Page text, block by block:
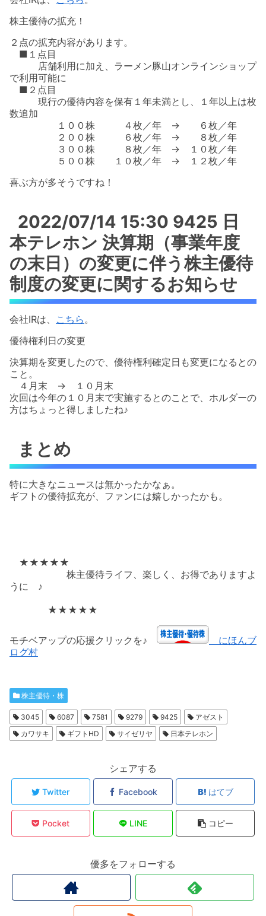
株主優待の拡充！
２点の拡充内容があります。
■１点目
店舗利用に加え、ラーメン豚山オンラインショップ
で利用可能に
■２点目
現行の優待内容を保有１年未満とし、１年以上は枚
数追加
１００株 ４枚／年 → ６枚／年
２００株 ６枚／年 → ８枚／年
３００株 ８枚／年 → １０枚／年
５００株 １０枚／年 → １２枚／年
喜ぶ方が多そうですね！
2022/07/14 15:30 9425 日
本テレホン 決算期（事業年度
の末日）の変更に伴う株主優待
制度の変更に関するお知らせ
会社IRは、 こちら。
優待権利日の変更
決算期を変更したので、優待権利確定日も変更になるとの
こと。
４月末 → １０月末
次回は今年の１０月末で実施するとのことで、ホルダーの
方はちょっと得しましたね♪
まとめ
特に大きなニュースは無かったかなぁ。
ギフトの優待拡充が、ファンには嬉しかったかも。
★★★★★
株主優待ライフ、楽しく、お得でありますよ
うに ♪
★★★★★
モチベアップの応援クリックを♪
にほんブ
ログ村
株主優待・株
3045 6087 7581 9279 9425
アゼスト
カワサキ
ギフトHD サイゼリヤ 日本テレホン
シェアする
Twitter Facebook はてブ
Pocket LINE コピー
優多をフォローする